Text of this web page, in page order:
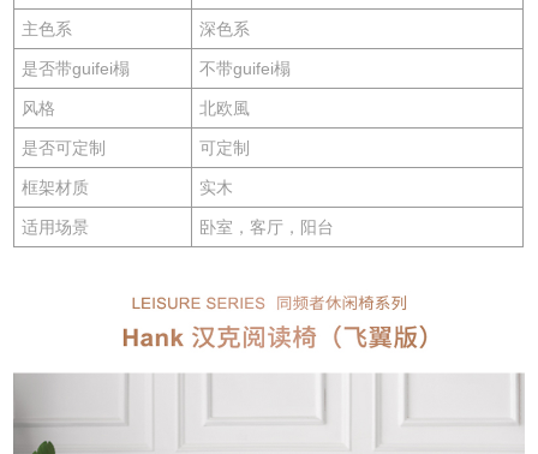
主色系 深色系
是否带guifei榻 不带guifei榻
风格 北欧風
是否可定制 可定制
框架材质 实木
适用场景 卧室，客厅，阳台